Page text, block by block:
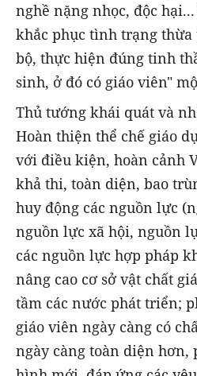
nghề nặng nhọc, độc
khắc phục tình trạng thừa
bộ, thực hiện đúng tinh
sinh, ở đó có giáo viên"
Thủ tướng khái quát và
Hoàn thiện thể chế giáo
với điều kiện, hoàn cảnh
khả thi, toàn diện, bao
huy động các nguồn lực
nguồn lực xã hội, nguồn
các nguồn lực hợp pháp
nâng cao cơ sở vật chất
tầm các nước phát triển;
giáo viên ngày càng có
ngày càng toàn diện